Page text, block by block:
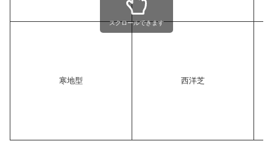
寒地型 西洋芝
スクロールできます